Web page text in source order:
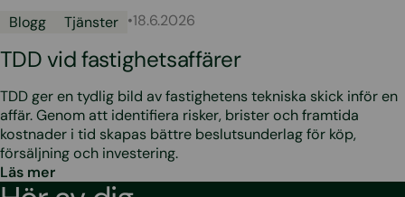
Blogg Tjänster •18.6.2026
TDD vid fastighetsaffärer
TDD ger en tydlig bild av fastighetens tekniska skick inför en
affär. Genom att identifiera risker, brister och framtida
kostnader i tid skapas bättre beslutsunderlag för köp,
försäljning och investering.
Läs mer